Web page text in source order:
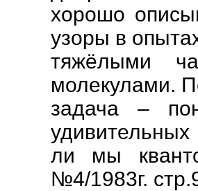
хорошо
узоры в
тяжёлыми
молекулами.
задача –
ли мы
№4/1983г.